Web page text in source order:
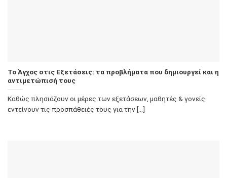
Το Άγχος στις Εξετάσεις: τα προβλήματα που δημιουργεί και η
αντιμετώπισή τους
Καθώς πλησιάζουν οι μέρες των εξετάσεων, μαθητές & γονείς
εντείνουν τις προσπάθειές τους για την [...]